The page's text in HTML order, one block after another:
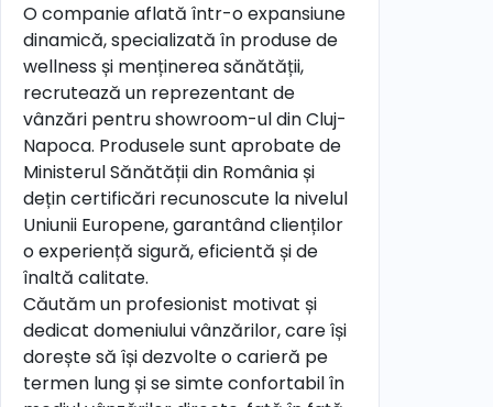
O companie aflată într-o expansiune
dinamică, specializată în produse de
wellness și menținerea sănătății,
recrutează un reprezentant de
vânzări pentru showroom-ul din Cluj-
Napoca. Produsele sunt aprobate de
Ministerul Sănătății din România și
dețin certificări recunoscute la nivelul
Uniunii Europene, garantând clienților
o experiență sigură, eficientă și de
înaltă calitate.
Căutăm un profesionist motivat și
dedicat domeniului vânzărilor, care își
dorește să își dezvolte o carieră pe
termen lung și se simte confortabil în